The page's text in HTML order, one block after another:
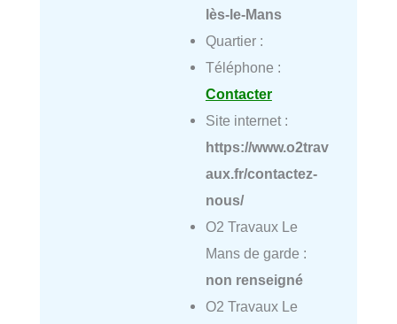
lès-le-Mans
Quartier :
Téléphone :
Contacter
Site internet :
https://www.o2trav
aux.fr/contactez-
nous/
O2 Travaux Le
Mans de garde :
non renseigné
O2 Travaux Le